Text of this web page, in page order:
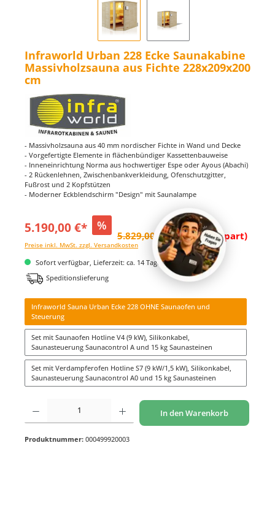
Infraworld Urban 228 Ecke Saunakabine
Massivholzsauna aus Fichte 228x209x200
cm
- Massivholzsauna aus 40 mm nordischer Fichte in Wand und Decke
- Vorgefertigte Elemente in flächenbündiger Kassettenbauweise
- Inneneinrichtung Norma aus hochwertiger Espe oder Ayous (Abachi)
- 2 Rückenlehnen, Zwischenbankverkleidung, Ofenschutzgitter,
Fußrost und 2 Kopfstützen
- Moderner Eckblendschirm "Design" mit Saunalampe
5.190,00 €* %
5.829,00 €* (10.96% gespart)
Preise inkl. MwSt. zzgl. Versandkosten
Sofort verfügbar, Lieferzeit: ca. 14 Tage
Speditionslieferung
Infraworld Sauna Urban Ecke 228 OHNE Saunaofen und
Steuerung
Set mit Saunaofen Hotline V4 (9 kW), Silikonkabel,
Saunasteuerung Saunacontrol A und 15 kg Saunasteinen
Set mit Verdampferofen Hotline S7 (9 kW/1,5 kW), Silikonkabel,
Saunasteuerung Saunacontrol A0 und 15 kg Saunasteinen
Produkt Anzahl: Gib den gewünschten Wert ein oder benutze die Schaltflächen um
In den Warenkorb
Produktnummer: 000499920003